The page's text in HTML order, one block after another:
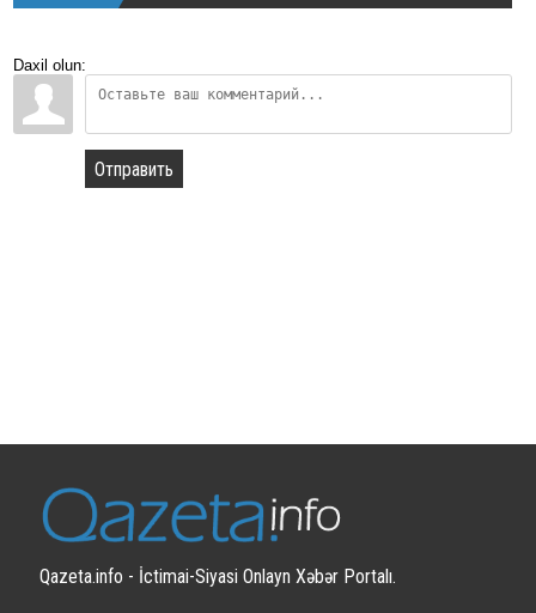
Daxil olun:
Отправить
Qazeta.info - İctimai-Siyasi Onlayn Xəbər Portalı.